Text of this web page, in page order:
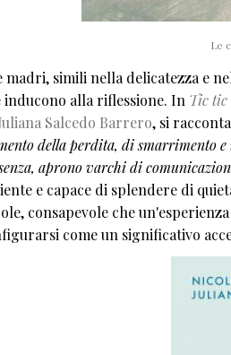
Le
madri, simili nella delicatezza e
inducono alla riflessione. In Tic tic
Salcedo Barrero, si
della perdita, di smarrimento e
aprono varchi di
e capace di splendere di
consapevole che
come un significativo